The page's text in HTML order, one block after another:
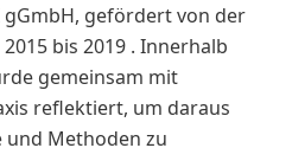
gefördert von der
bis 2019 . Innerhalb
gemeinsam mit
reflektiert, um daraus
und Methoden zu